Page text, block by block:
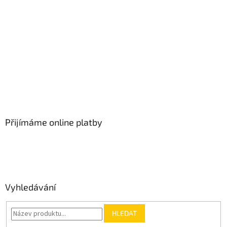
Přijímáme online platby
Vyhledávání
HLEDAT